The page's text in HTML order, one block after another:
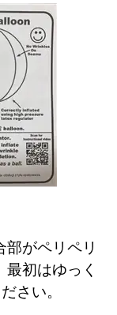
がペリペリ
初はゆっく
さい。